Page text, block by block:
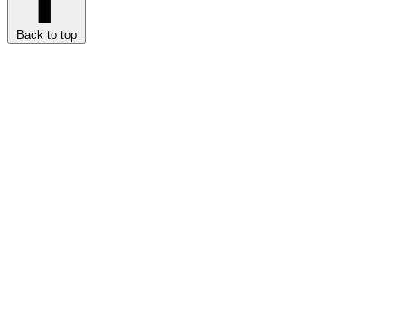
Back to top